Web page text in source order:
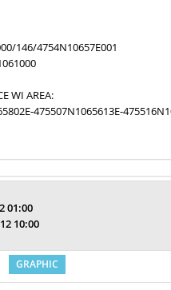
146/4754N10657E001
WI AREA:
475507N1065613E-
01:00
10:00
GRAPHIC